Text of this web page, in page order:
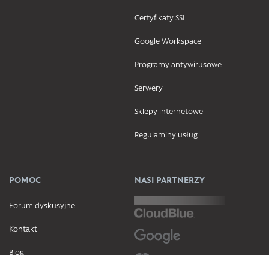
Certyfikaty SSL
Google Workspace
Programy antywirusowe
Serwery
Sklepy internetowe
Regulaminy usług
POMOC
Forum dyskusyjne
Kontakt
Blog
NASI PARTNERZY